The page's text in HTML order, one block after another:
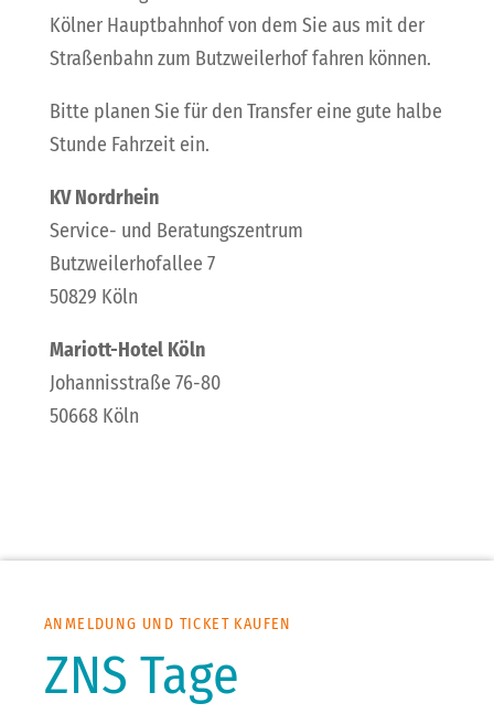
Kölner Hauptbahnhof von dem Sie aus mit der
Straßenbahn zum Butzweilerhof fahren können.
Bitte planen Sie für den Transfer eine gute halbe
Stunde Fahrzeit ein.
KV Nordrhein
Service- und Beratungszentrum
Butzweilerhofallee 7
50829 Köln
Mariott-Hotel Köln
Johannisstraße 76-80
50668 Köln
ANMELDUNG UND TICKET KAUFEN
ZNS Tage